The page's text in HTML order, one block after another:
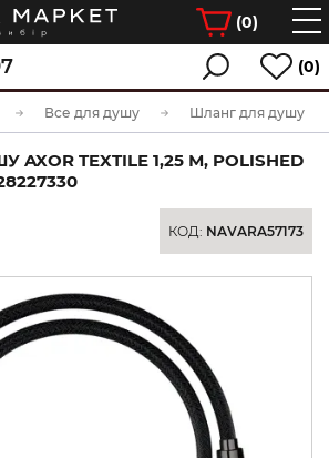
(0)
(0)
Все для душу Шланг для душу
TEXTILE 1,25 М, POLISHED
КОД: NAVARA57173